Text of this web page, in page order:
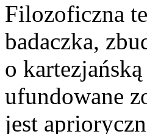
Filozoficzna
badaczka,
o
ufundowane
jest